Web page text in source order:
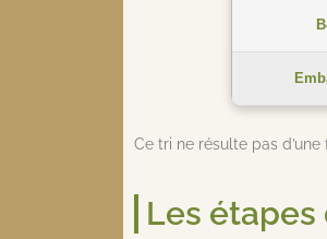
Ce tri ne résulte pas
Les